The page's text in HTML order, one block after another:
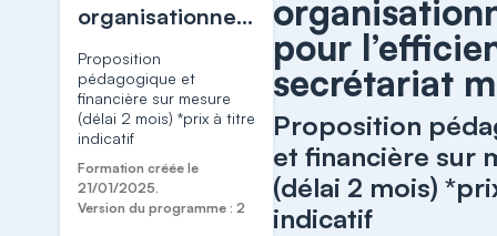
organisationnel
pour l’efficience
du secrétariat
médical
Proposition
pédagogique et
financière sur mesure
(délai 2 mois) *prix à titre
indicatif
Formation créée le
21/01/2025.
Version du programme : 2
pour
secrétariat
Proposition
et financière sur
(délai 2 mois)
indicatif